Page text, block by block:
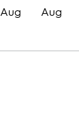
Trailer
Bilder
Aug Aug